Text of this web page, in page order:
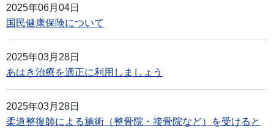
2025年06月04日
国民健康保険について
2025年03月28日
あはき治療を適正に利用しましょう
2025年03月28日
柔道整復師による施術（整骨院・接骨院など）を受けると